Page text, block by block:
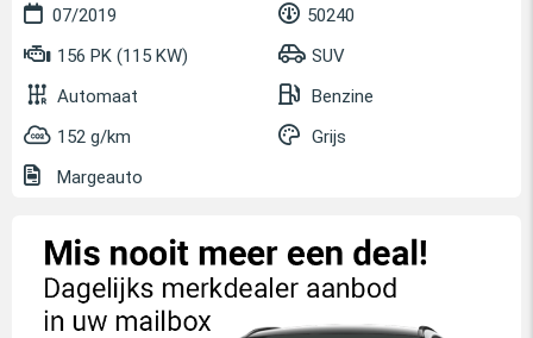
07/2019
50240
156 PK (115 KW)
SUV
Automaat
Benzine
152 g/km
Grijs
Margeauto